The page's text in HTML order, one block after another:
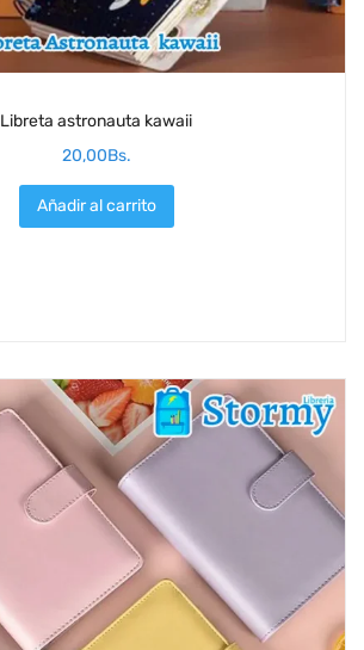
Libreta astronauta kawaii
20,00Bs.
Añadir al carrito